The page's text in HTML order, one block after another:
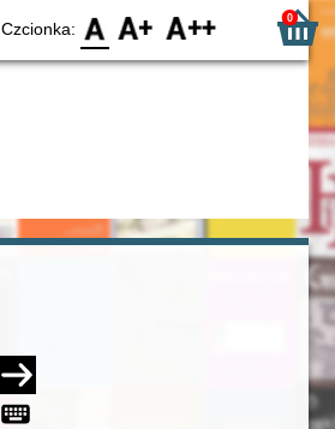
Czcionka: F0 F1 F2 0